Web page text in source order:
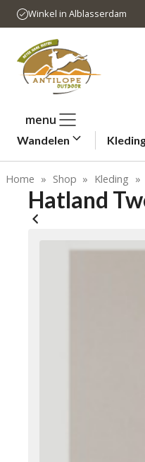
naar
inhoud
Winkel in Alblasserdam
menu
Wandelen
Home » Shop » Kleding »
Hatland